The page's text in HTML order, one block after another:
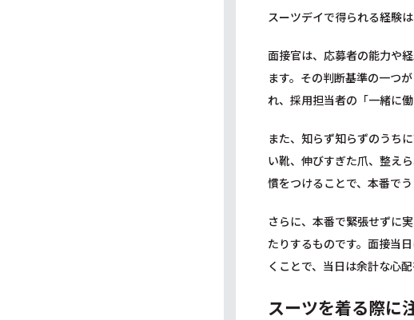
スーツデイで得られる経験
面接官は、応募者の能力や
ます。その判断基準の一つ
れ、採用担当者の「一緒に
また、知らず知らずのうち
い靴、伸びすぎた爪、整え
慣をつけることで、本番で
さらに、本番で緊張せずに
たりするものです。面接当
くことで、当日は余計な心
スーツを着る際に